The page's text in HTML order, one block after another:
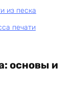
из песка
печати
основы и